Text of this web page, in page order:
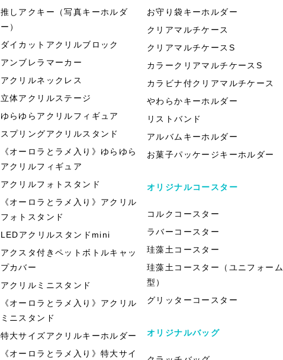
推しアクキー（写真キーホルダ
ー）
ダイカットアクリルブロック
アンブレラマーカー
アクリルネックレス
立体アクリルステージ
ゆらゆらアクリルフィギュア
スプリングアクリルスタンド
《オーロラとラメ入り》ゆらゆら
アクリルフィギュア
アクリルフォトスタンド
《オーロラとラメ入り》アクリル
フォトスタンド
LEDアクリルスタンドmini
アクスタ付きペットボトルキャッ
プカバー
アクリルミニスタンド
《オーロラとラメ入り》アクリル
ミニスタンド
特大サイズアクリルキーホルダー
《オーロラとラメ入り》特大サイ
お守り袋キーホルダー
クリアマルチケース
クリアマルチケースS
カラークリアマルチケースS
カラビナ付クリアマルチケース
やわらかキーホルダー
リストバンド
アルバムキーホルダー
お菓子パッケージキーホルダー
オリジナルコースター
コルクコースター
ラバーコースター
珪藻土コースター
珪藻土コースター（ユニフォーム
型）
グリッターコースター
オリジナルバッグ